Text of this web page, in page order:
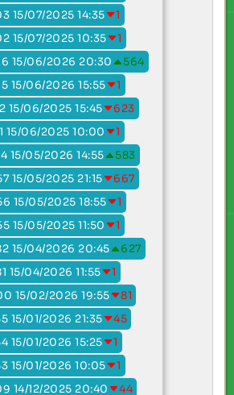
15/07/2025 14:35
1
15/07/2025 10:35
1
15/06/2026 20:30
564
15/06/2026 15:55
1
15/06/2025 15:45
623
15/06/2025 10:00
1
15/05/2026 14:55
583
15/05/2025 21:15
667
15/05/2025 18:55
1
15/05/2025 11:50
1
15/04/2026 20:45
627
15/04/2026 11:55
1
15/02/2026 19:55
81
15/01/2026 21:35
45
15/01/2026 15:25
1
15/01/2026 10:05
1
14/12/2025 20:40
44